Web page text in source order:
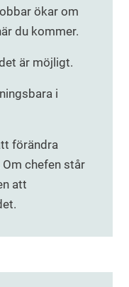
ökar om
du kommer.
är möjligt.
i
förändra
chefen står
att